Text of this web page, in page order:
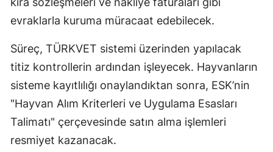
evraklarla kuruma müracaat edebilecek.
Süreç, TÜRKVET sistemi üzerinden yapılacak
titiz kontrollerin ardından işleyecek. Hayvanların
sisteme kayıtlılığı onaylandıktan sonra, ESK’nin
"Hayvan Alım Kriterleri ve Uygulama Esasları
Talimatı" çerçevesinde satın alma işlemleri
resmiyet kazanacak.